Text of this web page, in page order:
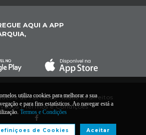
AQUI A APP
de Fornelos. Todos os direitos
|Termos e Condições
utiliza cookies para melhorar a sua
e para fins estatísticos. Ao navegar está a
Termos e Condições
Aceitar
de Cookies